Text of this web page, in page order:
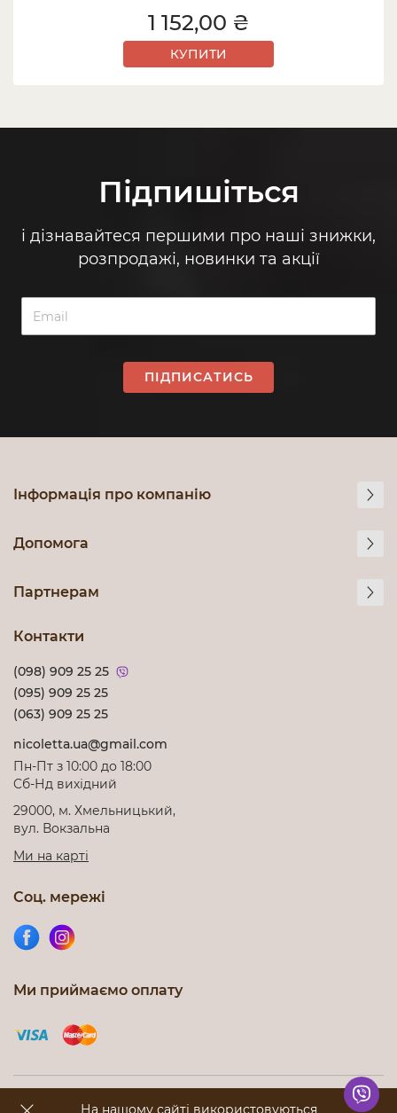
1 152,00 ₴
КУПИТИ
Підпишіться
і дізнавайтеся першими про наші знижки,
розпродажі, новинки та акції
ПІДПИСАТИСЬ
Інформація про компанію
Допомога
Партнерам
Контакти
(098) 909 25 25
(095) 909 25 25
(063) 909 25 25
nicoletta.ua@gmail.com
Пн-Пт з 10:00 до 18:00
Cб-Нд вихідний
29000, м. Хмельницький,
вул. Вокзальна
Ми на карті
Соц. мережі
Ми приймаємо оплату
Інтернет-магазин nicoletta.com.ua © 2012-2026. Всі права
На нашому сайті використовуються